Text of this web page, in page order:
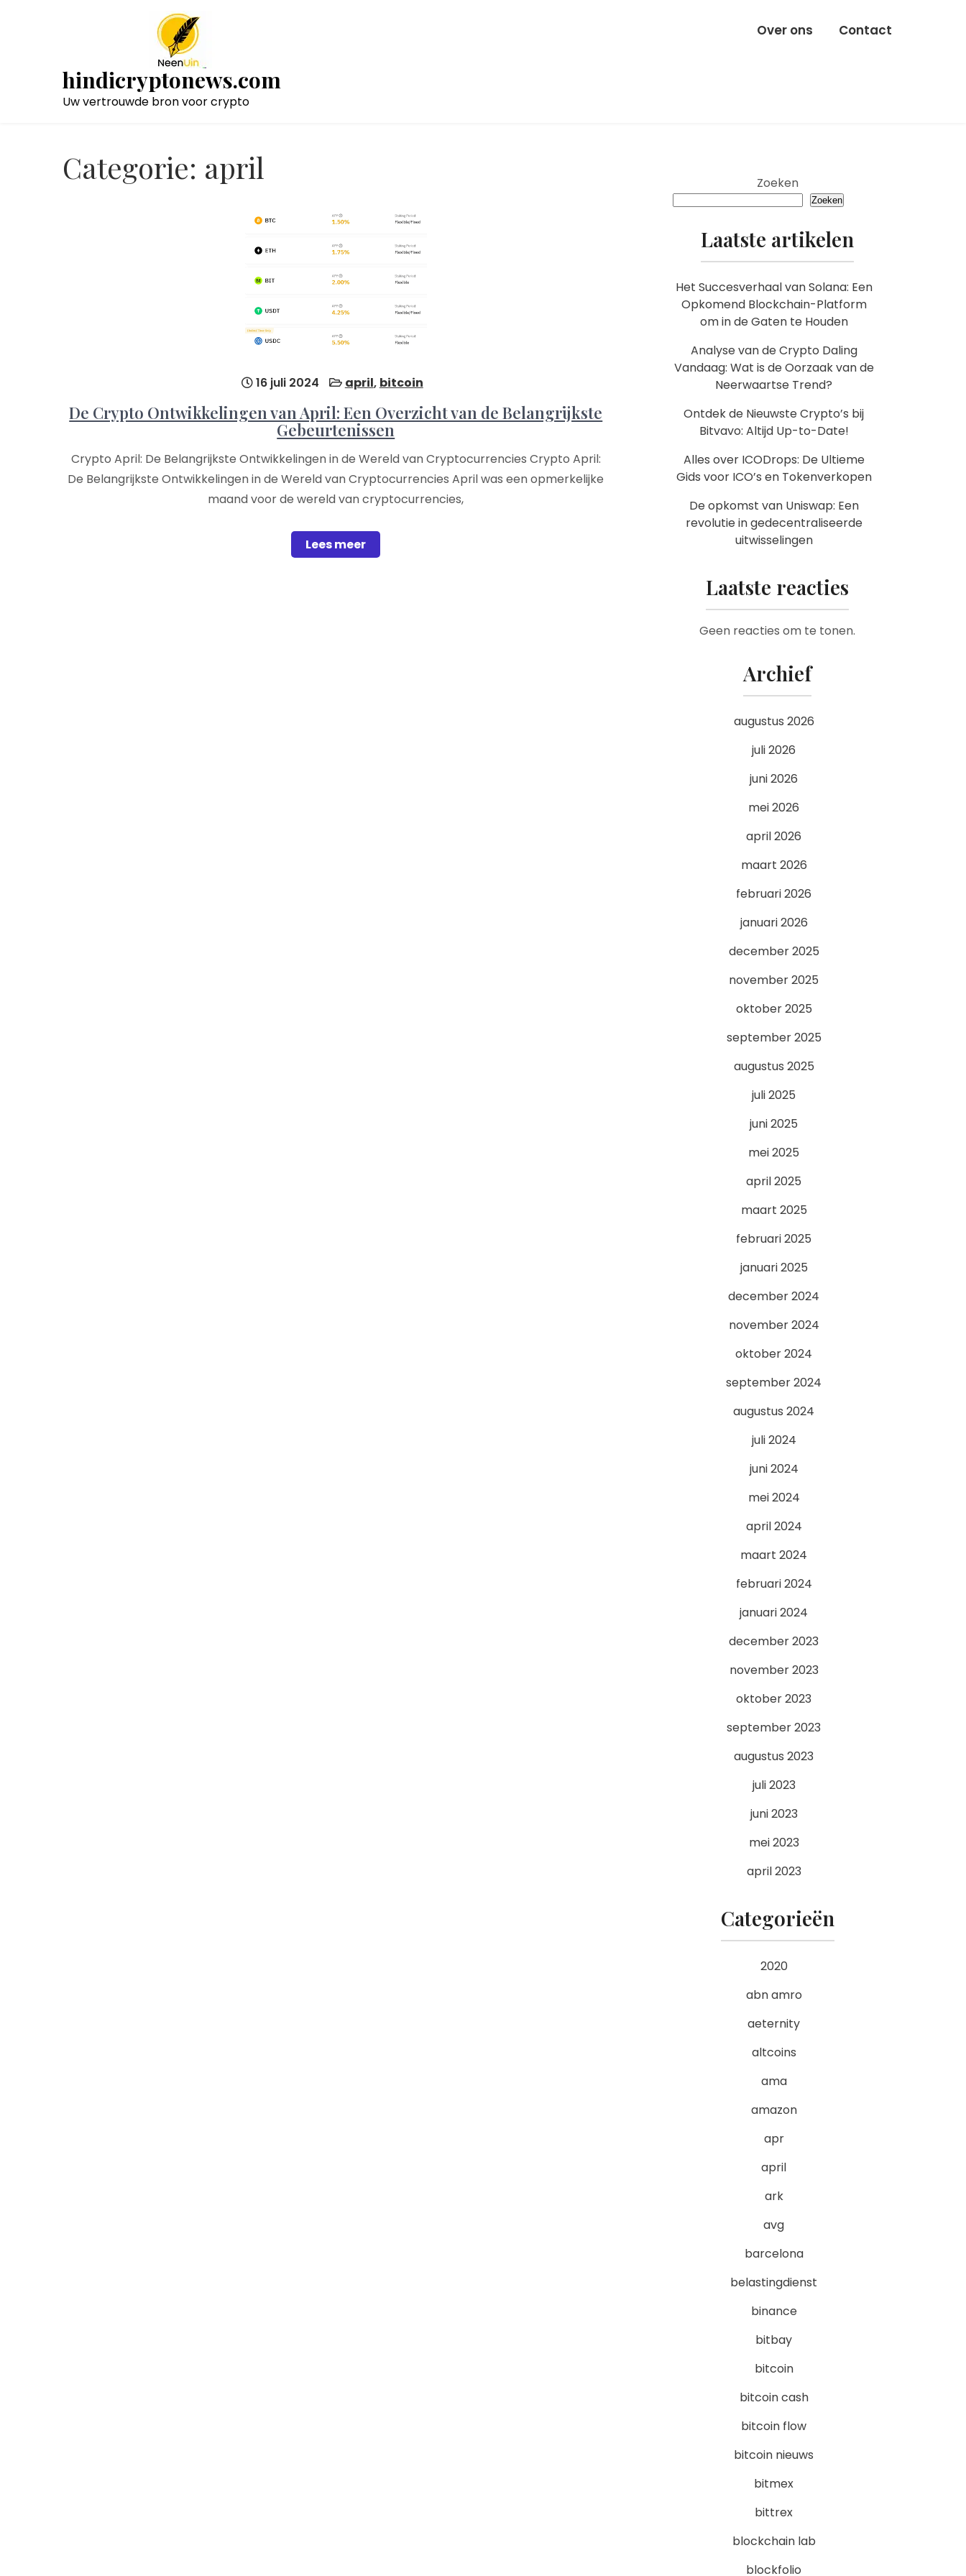
hindicryptonews.com
Uw vertrouwde bron voor crypto
Over ons Contact
Categorie: april
16 juli 2024 april, bitcoin
De Crypto Ontwikkelingen van April: Een Overzicht van de Belangrijkste
Gebeurtenissen
Crypto April: De Belangrijkste Ontwikkelingen in de Wereld van Cryptocurrencies Crypto April:
De Belangrijkste Ontwikkelingen in de Wereld van Cryptocurrencies April was een opmerkelijke
maand voor de wereld van cryptocurrencies,
Lees meer
Zoeken
Zoeken
Laatste artikelen
Het Succesverhaal van Solana: Een
Opkomend Blockchain-Platform
om in de Gaten te Houden
Analyse van de Crypto Daling
Vandaag: Wat is de Oorzaak van de
Neerwaartse Trend?
Ontdek de Nieuwste Crypto’s bij
Bitvavo: Altijd Up-to-Date!
Alles over ICODrops: De Ultieme
Gids voor ICO’s en Tokenverkopen
De opkomst van Uniswap: Een
revolutie in gedecentraliseerde
uitwisselingen
Laatste reacties
Geen reacties om te tonen.
Archief
augustus 2026
juli 2026
juni 2026
mei 2026
april 2026
maart 2026
februari 2026
januari 2026
december 2025
november 2025
oktober 2025
september 2025
augustus 2025
juli 2025
juni 2025
mei 2025
april 2025
maart 2025
februari 2025
januari 2025
december 2024
november 2024
oktober 2024
september 2024
augustus 2024
juli 2024
juni 2024
mei 2024
april 2024
maart 2024
februari 2024
januari 2024
december 2023
november 2023
oktober 2023
september 2023
augustus 2023
juli 2023
juni 2023
mei 2023
april 2023
Categorieën
2020
abn amro
aeternity
altcoins
ama
amazon
apr
april
ark
avg
barcelona
belastingdienst
binance
bitbay
bitcoin
bitcoin cash
bitcoin flow
bitcoin nieuws
bitmex
bittrex
blockchain lab
blockfolio